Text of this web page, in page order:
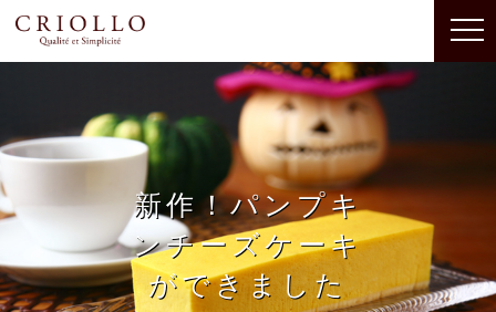
新作！パンプキ
ンチーズケーキ
ができました